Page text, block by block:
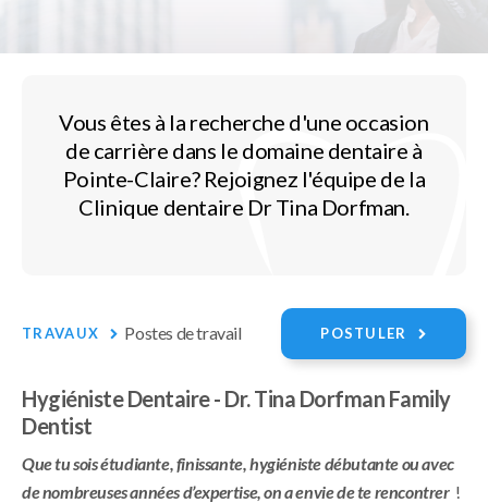
Vous êtes à la recherche d'une occasion
de carrière dans le domaine dentaire à
Pointe-Claire? Rejoignez l'équipe de la
Clinique dentaire Dr Tina Dorfman.
TRAVAUX Postes de travail POSTULER
Hygiéniste Dentaire - Dr. Tina Dorfman Family
Dentist
Que tu sois étudiante, finissante, hygiéniste débutante ou avec
de nombreuses années d’expertise, on a envie de te rencontrer!